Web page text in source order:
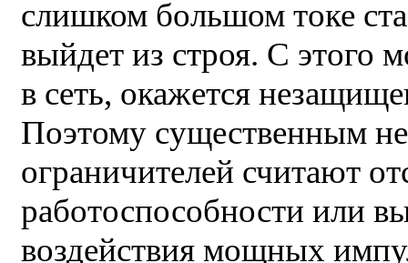
слишком большом токе
выйдет из строя. С этого
в сеть, окажется
Поэтому существенным
ограничителей считают
работоспособности или
воздействия мощных